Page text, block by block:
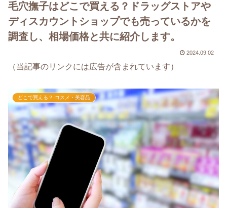
毛穴撫子はどこで買える？ドラッグストアや
ディスカウントショップでも売っているかを
調査し、相場価格と共に紹介します。
2024.09.02
（当記事のリンクには広告が含まれています）
どこで買える？-コスメ・美容品